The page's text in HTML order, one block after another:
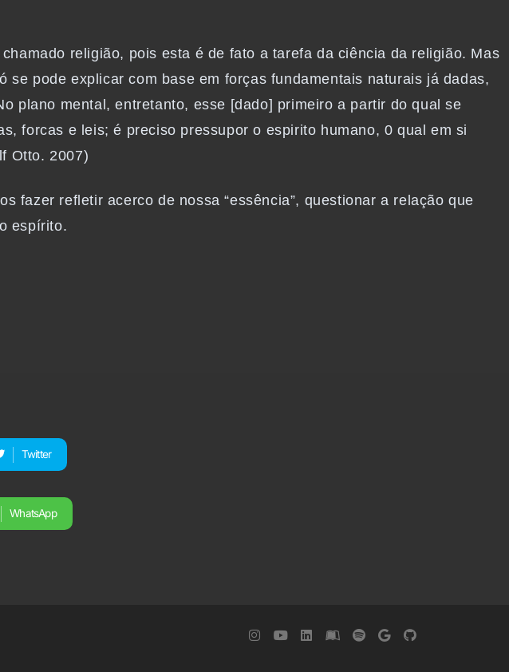
religião, pois esta é de fato a tarefa da ciência da religião. Mas
pode explicar com base em forças fundamentais naturais já dadas,
plano mental, entretanto, esse [dado] primeiro a partir do qual se
forcas e leis; é preciso pressupor o espirito humano, 0 qual em si
Otto. 2007)
fazer refletir acerco de nossa “essência”, questionar a relação que
espírito.
Twitter
WhatsApp